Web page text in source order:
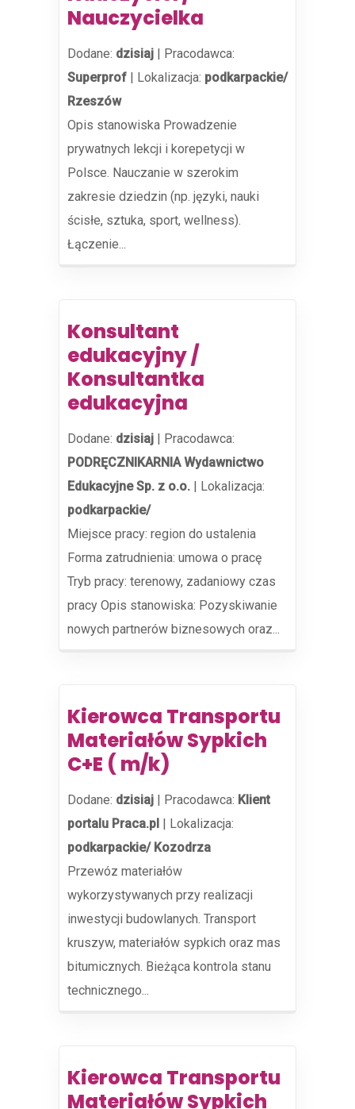
Nauczycielka
Dodane: dzisiaj | Pracodawca:
Superprof | Lokalizacja: podkarpackie/
Rzeszów
Opis stanowiska Prowadzenie
prywatnych lekcji i korepetycji w
Polsce. Nauczanie w szerokim
zakresie dziedzin (np. języki, nauki
ścisłe, sztuka, sport, wellness).
Łączenie...
Konsultant
edukacyjny /
Konsultantka
edukacyjna
Dodane: dzisiaj | Pracodawca:
PODRĘCZNIKARNIA Wydawnictwo
Edukacyjne Sp. z o.o. | Lokalizacja:
podkarpackie/
Miejsce pracy: region do ustalenia
Forma zatrudnienia: umowa o pracę
Tryb pracy: terenowy, zadaniowy czas
pracy Opis stanowiska: Pozyskiwanie
nowych partnerów biznesowych oraz...
Kierowca Transportu
Materiałów Sypkich
C+E ( m/k)
Dodane: dzisiaj | Pracodawca: Klient
portalu Praca.pl | Lokalizacja:
podkarpackie/ Kozodrza
Przewóz materiałów
wykorzystywanych przy realizacji
inwestycji budowlanych. Transport
kruszyw, materiałów sypkich oraz mas
bitumicznych. Bieżąca kontrola stanu
technicznego...
Kierowca Transportu
Materiałów Sypkich